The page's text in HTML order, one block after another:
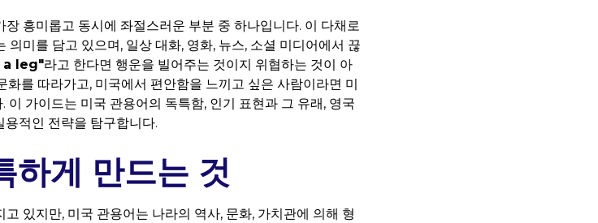
흥미롭고 동시에 좌절스러운 부분 중 하나입니다. 이 다채로
미를 담고 있으며, 일상 대화, 영화, 뉴스, 소셜 미디어에서 끊
a leg"라고 한다면 행운을 빌어주는 것이지 위협하는 것이 아
를 따라가고, 미국에서 편안함을 느끼고 싶은 사람이라면 미
가이드는 미국 관용어의 독특함, 인기 표현과 그 유래, 영국
적인 전략을 탐구합니다.
하게 만드는 것
있지만, 미국 관용어는 나라의 역사, 문화, 가치관에 의해 형